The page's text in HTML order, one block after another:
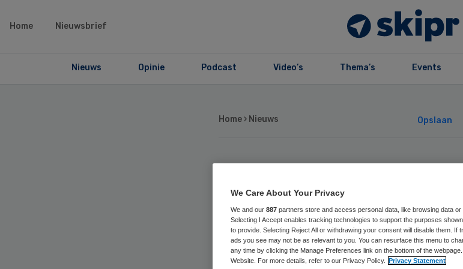
Home Nieuwsbrief
Nieuws Opinie Podcast Video’s Thema’s Events
Home › Nieuws Opslaan
Britse
keren zich
We Care About Your Privacy
We and our 887 partners store and access personal data, like browsing data or
Selecting I Accept enables tracking technologies to support the purposes
to provide. Selecting Reject All or withdrawing your consent will disable them. If
ads you see may not be as relevant to you. You can resurface this menu to
any time by clicking the Manage Preferences link on the bottom of the
Website. For more details, refer to our Privacy Policy.
Privacy Statement